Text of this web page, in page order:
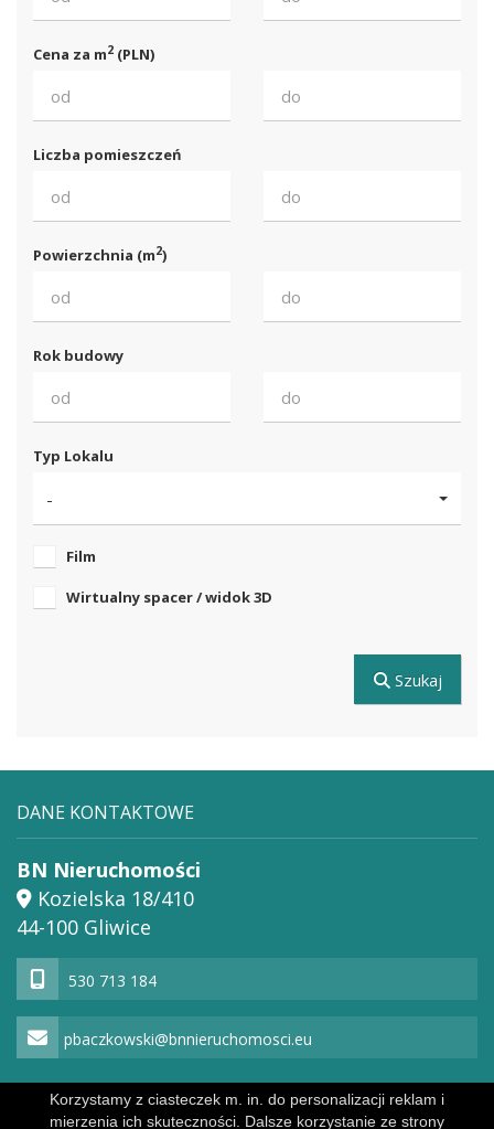
Cena za m2 (PLN)
Liczba pomieszczeń
Powierzchnia (m2)
Rok budowy
Typ Lokalu
-
Film
Wirtualny spacer / widok 3D
Szukaj
DANE KONTAKTOWE
BN Nieruchomości
Kozielska 18/410
44-100 Gliwice
530 713 184
pbaczkowski@bnnieruchomosci.eu
Korzystamy z ciasteczek m. in. do personalizacji reklam i
mierzenia ich skuteczności. Dalsze korzystanie ze strony